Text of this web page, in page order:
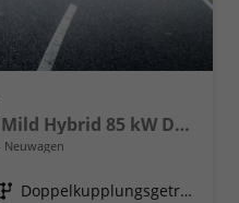
Executive 1.5 TSI m-HEV Mild Hybrid 85 kW DSG,Navigationssystem, 17 Zoll Alufelgen, ACC, PDC, Klimaautomatik, Phone Box, Reserverad, Full LED, 4 Jahre Garantie
Neuwagen
Getriebe
Doppelkupplungsgetriebe (DSG)